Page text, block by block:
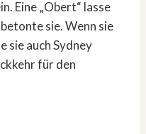
Eine „Obert“ lasse
sie. Wenn sie
sie auch Sydney
für den